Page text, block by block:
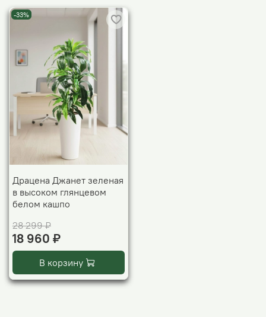
-33%
Драцена Джанет зеленая
в высоком глянцевом
белом кашпо
28 299 ₽
18 960 ₽
В корзину